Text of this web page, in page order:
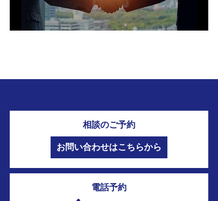
相談のご予約
お問い合わせはこちらから
電話予約